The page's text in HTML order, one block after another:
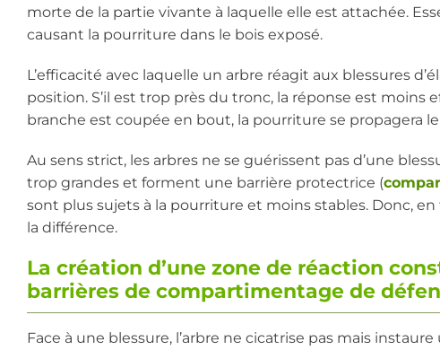
morte de la partie vivante à laquelle elle est attachée.
causant la pourriture dans le bois exposé.
L’efficacité avec laquelle un arbre réagit aux blessures
position. S’il est trop près du tronc, la réponse est
branche est coupée en bout, la pourriture se propagera
Au sens strict, les arbres ne se guérissent pas d’une
trop grandes et forment une barrière protectrice (
sont plus sujets à la pourriture et moins stables. Donc,
la différence.
La création d’une zone de réaction
barrières de compartimentage de
Face à une blessure, l’arbre ne cicatrise pas mais